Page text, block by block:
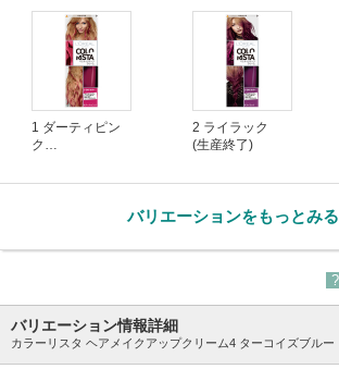
1 ダーティピン
ク
2 ライラック
(生産終了)
バリエーションをもっとみる
バリエーション情報詳細
カラーリスタ ヘアメイクアップクリーム4 ターコイズブルー